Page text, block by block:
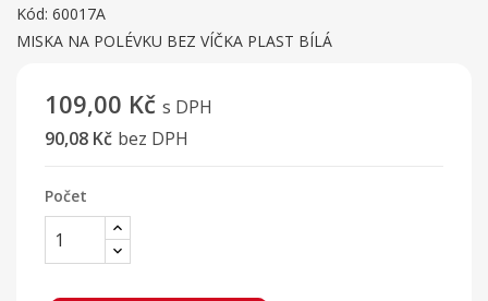
Kód: 60017A
MISKA NA POLÉVKU BEZ VÍČKA PLAST BÍLÁ
109,00 Kč s DPH
90,08 Kč bez DPH
Počet